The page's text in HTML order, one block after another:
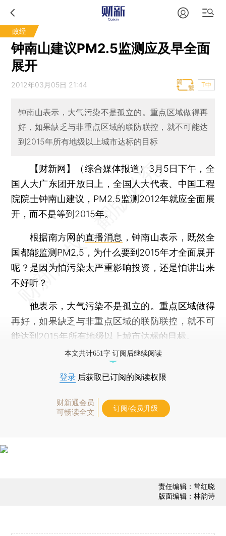
政经
钟南山建议PM2.5监测应及早全面
展开
2012年03月05日 21:44 T中
钟南山表示，大气污染不是孤立的。重点区域做得再
好，如果缺乏与非重点区域的联防联控，就不可能达
到2015年所有地级以上城市达标的目标
【财新网】（综合媒体报道） 3月5日下午，全
国人大广东团开放日上，全国人大代表、中国工程
院院士钟南山建议，PM2.5监测2012年就应全面展
开，而不是等到2015年。
根据南方网的直播消息 ，钟南山表示，既然全
国都能监测PM2.5，为什么要到2015年才全面展开
呢？是因为怕污染太严重影响投资，还是怕讲出来
不好听？
他表示，大气污染不是孤立的。重点区域做得
再好，如果缺乏与非重点区域的联防联控，就不可
能达到2015年所有地级以上城市达标的目标。
本文共计651字 订阅后继续阅读
登录 后获取已订阅的阅读权限
财新通会员
可畅读全文
订阅/会员升级
责任编辑：常红晓
版面编辑：林韵诗